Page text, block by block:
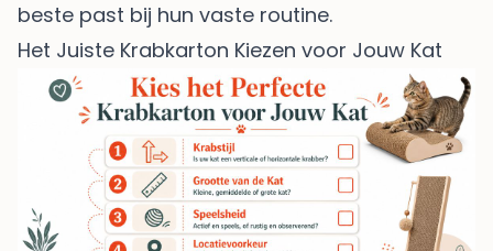
beste past bij hun vaste routine.
Het Juiste Krabkarton Kiezen voor Jouw Kat